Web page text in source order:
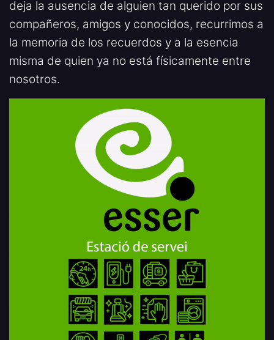
deja la ausencia de alguien tan querido por sus
compañeros, amigos y conocidos, recurrimos a
la memoria de los recuerdos y a la esencia
misma de quien ya no está físicamente entre
nosotros.